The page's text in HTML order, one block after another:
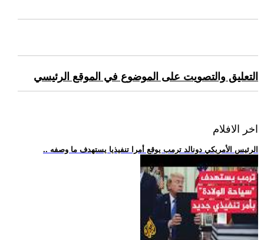
التعليق والتصويت على الموضوع في الموقع الرئيسي
اخر الافلام
.. الرئيس الأمريكي دونالد ترمب يوقع أمرا تنفيذيا يستهدف ما وصفه